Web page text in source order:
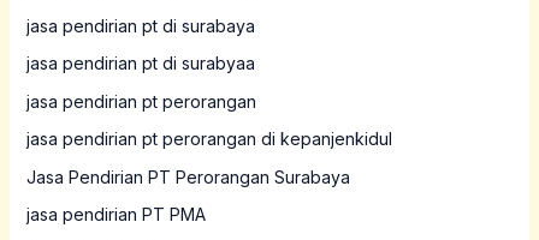
jasa pendirian pt di surabaya
jasa pendirian pt di surabyaa
jasa pendirian pt perorangan
jasa pendirian pt perorangan di kepanjenkidul
Jasa Pendirian PT Perorangan Surabaya
jasa pendirian PT PMA